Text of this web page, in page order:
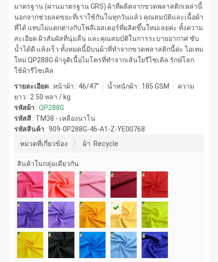
มาตรฐาน (ผ่านมาตรฐาน GRS) ผ้าที่ผลิตจากขวดพลาสติกเหล่านี้
นอกจากช่วยลดขยะที่เราใช้กันในทุกวันแล้ว คุณสมบัติและเนื้อผ้า
ที่ได้ แทบไม่แตกต่างกับโพลีเอสเตอร์ที่ผลิตขึ้นใหม่เลยค่ะ ทั้งความ
ละเอียด ผิวสัมผัสที่นุ่มลื่น และคุณสมบัติในการระบายอากาศ ซับ
น้ำได้ดี แห้งเร็ว ทั้งหมดนี้มีบนผ้าที่ทำจากขวดพลาสติกนี้ค่ะ ไอเทม
ใหม่ QP288G ผ้าจูติเนื้อไมโครที่ทำจากเส้นใยรีไซเคิล รักษ์โลก
ใช้ผ้ารีไซเคิล
รายละเอียด : หน้าผ้า : 46/47" น้ำหนักผ้า : 185 GSM
ความ
ยาว : 2.50 หลา / kg
รหัสผ้า :QP288G
รหัสสี : TM38 - เหลืองนาโน
รหัสสินค้า :909-0P288G-46-A1-Z-YE00768
หมวดที่เกี่ยวข้อง
ผ้า Recycle
สินค้าในกลุ่มเดียวกัน